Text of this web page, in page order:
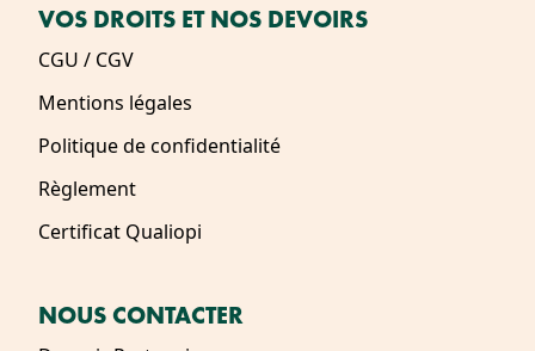
VOS DROITS ET NOS DEVOIRS
CGU / CGV
Mentions légales
Politique de confidentialité
Règlement
Certificat Qualiopi
NOUS CONTACTER